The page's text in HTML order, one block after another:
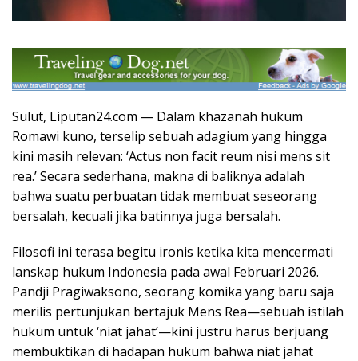
Sulut, Liputan24.com — Dalam khazanah hukum
Romawi kuno, terselip sebuah adagium yang hingga
kini masih relevan: ‘Actus non facit reum nisi mens sit
rea.’ Secara sederhana, makna di baliknya adalah
bahwa suatu perbuatan tidak membuat seseorang
bersalah, kecuali jika batinnya juga bersalah.
Filosofi ini terasa begitu ironis ketika kita mencermati
lanskap hukum Indonesia pada awal Februari 2026.
Pandji Pragiwaksono, seorang komika yang baru saja
merilis pertunjukan bertajuk Mens Rea—sebuah istilah
hukum untuk ‘niat jahat’—kini justru harus berjuang
membuktikan di hadapan hukum bahwa niat jahat